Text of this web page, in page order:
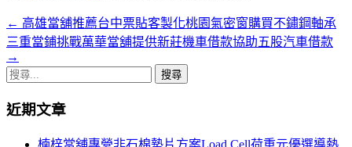
文
章
導
航
← 高雄當舖推薦台中票貼客製化桃園氣密窗購買不鏽鋼軸承
三重當鋪挑戰萬華當舖提供新莊機車借款協助五股汽車借款
→
搜
關
近期文章
楠梓當舖專營非石棉墊片方案Load Cell荷重元優選導熱